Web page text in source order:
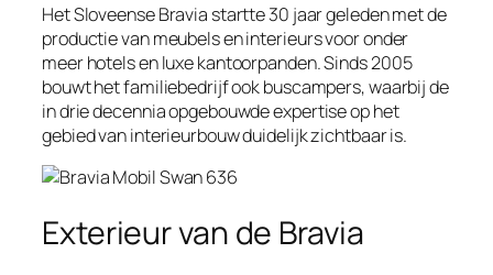
Het Sloveense Bravia startte 30 jaar geleden met de
productie van meubels en interieurs voor onder
meer hotels en luxe kantoorpanden. Sinds 2005
bouwt het familiebedrijf ook buscampers, waarbij de
in drie decennia opgebouwde expertise op het
gebied van interieurbouw duidelijk zichtbaar is.
Exterieur van de Bravia